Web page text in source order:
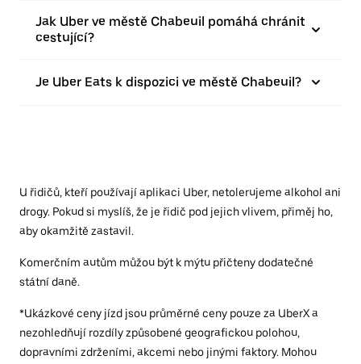
Jak Uber ve městě Chabeuil pomáhá chránit
cestující?
Je Uber Eats k dispozici ve městě Chabeuil?
U řidičů, kteří používají aplikaci Uber, netolerujeme alkohol ani
drogy. Pokud si myslíš, že je řidič pod jejich vlivem, přiměj ho,
aby okamžitě zastavil.
Komerčním autům můžou být k mýtu přičteny dodatečné
státní daně.
*Ukázkové ceny jízd jsou průměrné ceny pouze za UberX a
nezohledňují rozdíly způsobené geografickou polohou,
dopravními zdrženími, akcemi nebo jinými faktory. Mohou